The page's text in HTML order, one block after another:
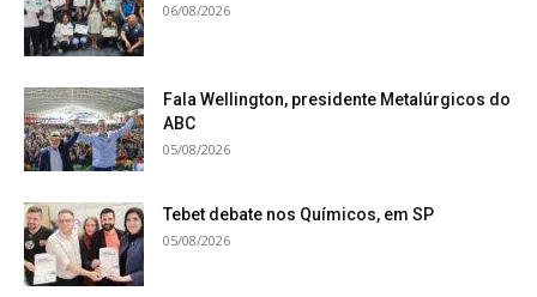
06/08/2026
Fala Wellington, presidente Metalúrgicos do
ABC
05/08/2026
Tebet debate nos Químicos, em SP
05/08/2026